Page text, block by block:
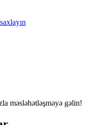
məsləhətləşməyə gəlin!